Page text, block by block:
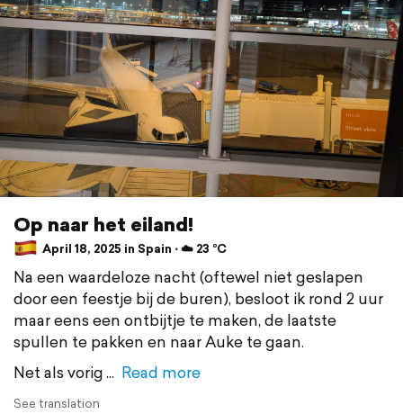
Op naar het eiland!
April 18, 2025 in Spain ⋅ ☁️ 23 °C
Na een waardeloze nacht (oftewel niet geslapen
door een feestje bij de buren), besloot ik rond 2 uur
maar eens een ontbijtje te maken, de laatste
spullen te pakken en naar Auke te gaan.
Net als vorig
Read more
See translation